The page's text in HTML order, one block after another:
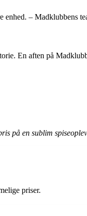
enhed. – Madklubbens
En aften på
på en sublim
priser.